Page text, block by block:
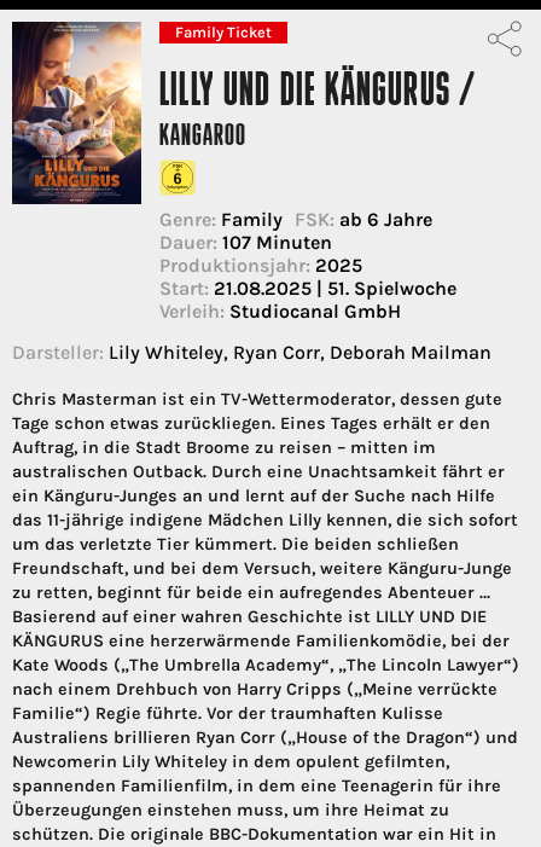
Family Ticket
LILLY UND DIE KÄNGURUS /
KANGAROO
Genre: Family FSK: ab 6 Jahre
Dauer: 107 Minuten
Produktionsjahr: 2025
Start: 21.08.2025 | 51. Spielwoche
Verleih: Studiocanal GmbH
Darsteller: Lily Whiteley, Ryan Corr, Deborah Mailman
Chris Masterman ist ein TV-Wettermoderator, dessen gute
Tage schon etwas zurückliegen. Eines Tages erhält er den
Auftrag, in die Stadt Broome zu reisen – mitten im
australischen Outback. Durch eine Unachtsamkeit fährt er
ein Känguru-Junges an und lernt auf der Suche nach Hilfe
das 11-jährige indigene Mädchen Lilly kennen, die sich sofort
um das verletzte Tier kümmert. Die beiden schließen
Freundschaft, und bei dem Versuch, weitere Känguru-Junge
zu retten, beginnt für beide ein aufregendes Abenteuer …
Basierend auf einer wahren Geschichte ist LILLY UND DIE
KÄNGURUS eine herzerwärmende Familienkomödie, bei der
Kate Woods („The Umbrella Academy“, „The Lincoln Lawyer“)
nach einem Drehbuch von Harry Cripps („Meine verrückte
Familie“) Regie führte. Vor der traumhaften Kulisse
Australiens brillieren Ryan Corr („House of the Dragon“) und
Newcomerin Lily Whiteley in dem opulent gefilmten,
spannenden Familienfilm, in dem eine Teenagerin für ihre
Überzeugungen einstehen muss, um ihre Heimat zu
schützen. Die originale BBC-Dokumentation war ein Hit in